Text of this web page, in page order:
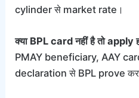
cylinder से market rate।
क्या BPL card नहीं है तो apply
PMAY beneficiary, AAY
declaration से BPL prove